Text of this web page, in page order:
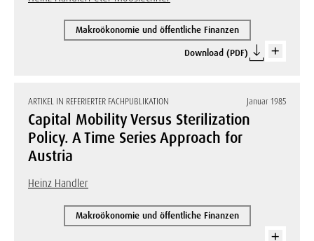
Makroökonomie und öffentliche Finanzen
Download (PDF)
ARTIKEL IN REFERIERTER FACHPUBLIKATION Januar 1985
Capital Mobility Versus Sterilization
Policy. A Time Series Approach for
Austria
Heinz Handler
Makroökonomie und öffentliche Finanzen